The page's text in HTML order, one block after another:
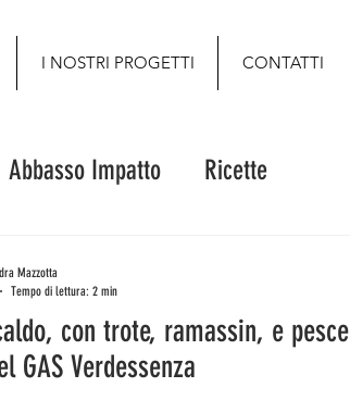
I NOSTRI PROGETTI CONTATTI
Abbasso Impatto Ricette
con trote, ramassin, e pesce
GAS Verdessenza
Mazzotta
Tempo di lettura: 2 min